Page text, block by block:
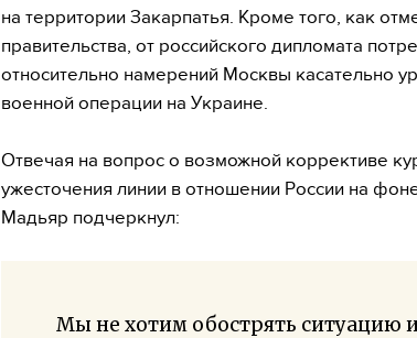
на территории Закарпатья. Кроме того, как
правительства, от российского дипломата
относительно намерений Москвы касательно
военной операции на Украине.
Отвечая на вопрос о возможной коррективе
ужесточения линии в отношении России на
Мадьяр подчеркнул:
Мы не хотим обострять ситуацию